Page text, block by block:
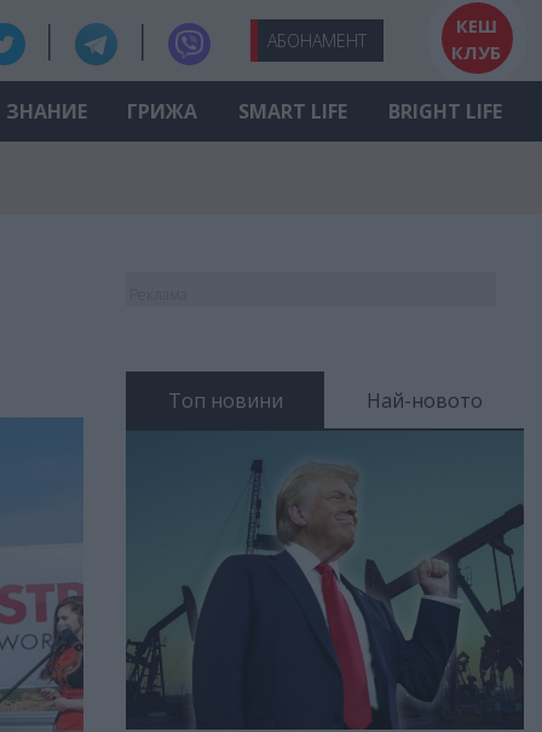
АБОНАМЕНТ
КЕШ
КЛУБ
ЗНАНИЕ ГРИЖА SMART LIFE BRIGHT LIFE
Топ новини Най-новото